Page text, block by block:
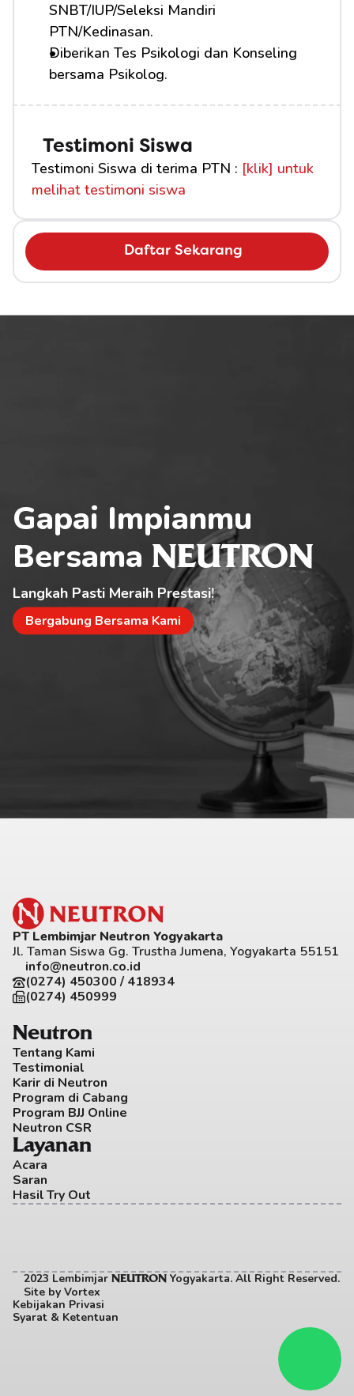
Daftar Sekarang
SNBT/IUP/Seleksi Mandiri
PTN/Kedinasan.
Diberikan Tes Psikologi dan Konseling
bersama Psikolog.
Testimoni Siswa
Testimoni Siswa di terima PTN : [klik] untuk
melihat testimoni siswa
Gapai Impianmu
Bersama NEUTRON
Langkah Pasti Meraih Prestasi!
Bergabung Bersama Kami
PT Lembimjar Neutron Yogyakarta
Jl. Taman Siswa Gg. Trustha Jumena, Yogyakarta 55151
info@neutron.co.id
(0274) 450300 / 418934
(0274) 450999
Neutron
Tentang Kami
Testimonial
Karir di Neutron
Program di Cabang
Program BJJ Online
Neutron CSR
Layanan
Acara
Saran
Hasil Try Out
2023 Lembimjar NEUTRON Yogyakarta. All Right Reserved.
Site by Vortex
Kebijakan Privasi
Syarat & Ketentuan